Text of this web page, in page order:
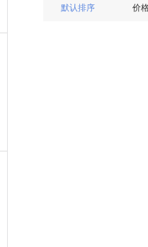
默认排序 价